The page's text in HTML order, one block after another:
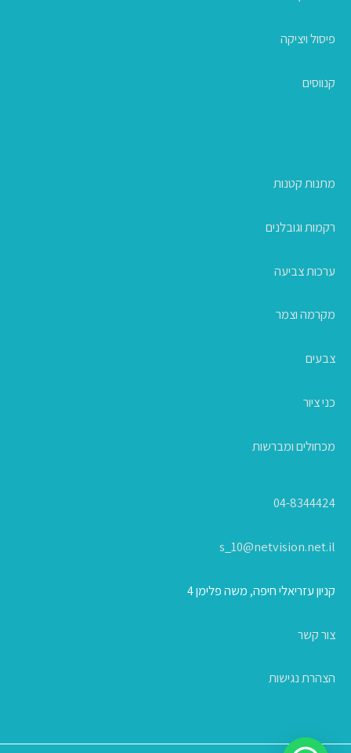
פיסול ויציקה
קנווסים
מתנות קטנות
רקמות וגובלנים
ערכות צביעה
מקרמה וצמר
צבעים
כני ציור
מכחולים ומברשות
04-8344424
s_10@netvision.net.il
קניון עזריאלי חיפה, משה פלימן 4
צור קשר
הצהרת נגישות